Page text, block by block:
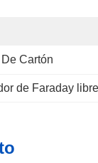
Cartón
de Faraday libre